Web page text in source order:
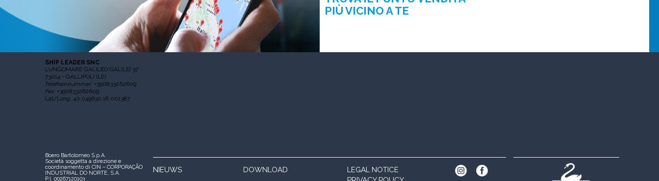
PIÙ VICINO A TE
SHIP LEADER SNC
LUNGOMARE GALILEO GALILEI 37
73014 - GALLIPOLI (LE)
Telefoonnummer: +390833262609
Fax: +390833262609
Lat/Long: 40.049630,18.001387
Boero Bartolomeo S.p.A.
Società soggetta a direzione e
coordinamento di CIN – CORPORAÇÃO
INDUSTRIAL DO NORTE, S.A.
P.I. 00267120103
NIEUWS DOWNLOAD
LEGAL NOTICE